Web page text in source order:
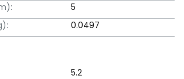
5
0.0497
5.2